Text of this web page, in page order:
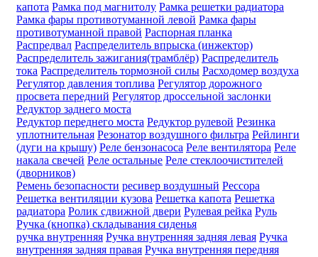
капота Рамка под магнитолу Рамка решетки радиатора
Рамка фары противотуманной левой Рамка фары
противотуманной правой Распорная планка
Распредвал Распределитель впрыска (инжектор)
Распределитель зажигания(трамблёр) Распределитель
тока Распределитель тормозной силы Расходомер воздуха
Регулятор давления топлива Регулятор дорожного
просвета передний Регулятор дроссельной заслонки
Редуктор заднего моста
Редуктор переднего моста Редуктор рулевой Резинка
уплотнительная Резонатор воздушного фильтра Рейлинги
(дуги на крышу) Реле бензонасоса Реле вентилятора Реле
накала свечей Реле остальные Реле стеклоочистителей
(дворников)
Ремень безопасности ресивер воздушный Рессора
Решетка вентиляции кузова Решетка капота Решетка
радиатора Ролик сдвижной двери Рулевая рейка Руль
Ручка (кнопка) складывания сиденья
ручка внутренняя Ручка внутренняя задняя левая Ручка
внутренняя задняя правая Ручка внутренняя передняя